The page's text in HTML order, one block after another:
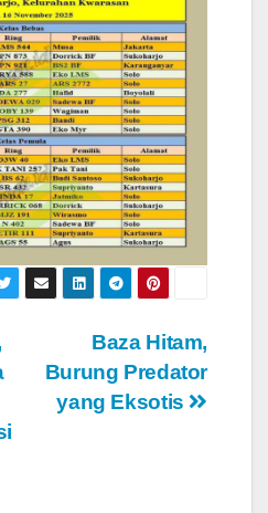
Baza Hitam,
Burung Predator
yang Eksotis